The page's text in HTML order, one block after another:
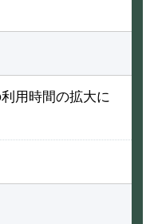
用時間の拡大に